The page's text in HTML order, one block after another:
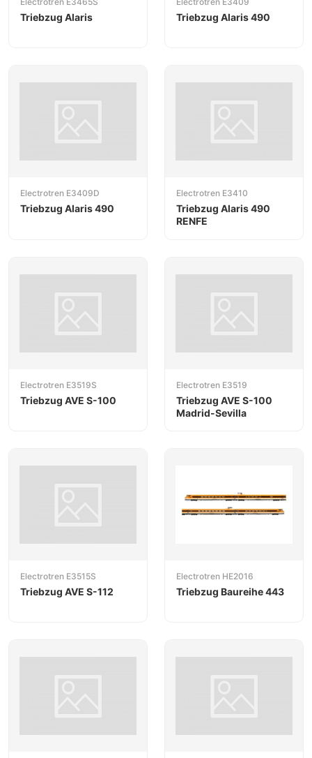
Triebzug Alaris Triebzug Alaris 490
Electrotren E3409D
Triebzug Alaris 490
Electrotren E3410
Triebzug Alaris 490
RENFE
Electrotren E3519S
Triebzug AVE S-100
Electrotren E3519
Triebzug AVE S-100
Madrid-Sevilla
Electrotren E3515S
Triebzug AVE S-112
Electrotren HE2016
Triebzug Baureihe 443